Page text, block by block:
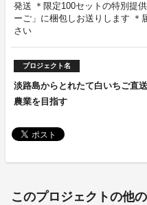
発送 ＊限定100セットの特別提
ーご」に梱包しお送りします ＊
さい
プロジェクト名
淡路島からとれたて白いちご直
農業を目指す
このプロジェクトの他